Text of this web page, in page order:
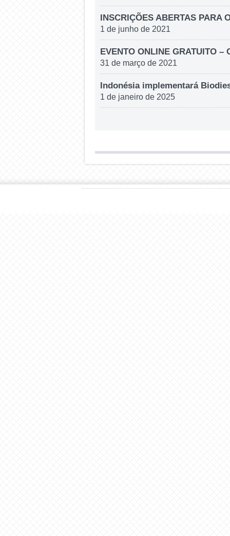
INSCRIÇÕES ABERTAS PARA
1 de junho de 2021
EVENTO ONLINE GRATUITO
31 de março de 2021
Indonésia implementará
1 de janeiro de 2025